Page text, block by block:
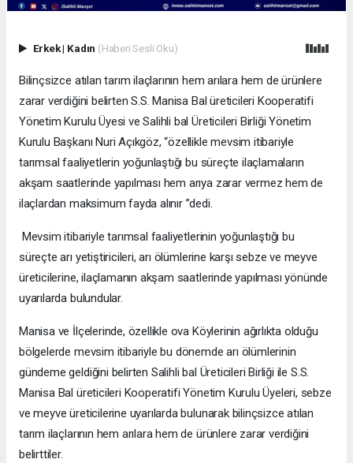
Erkek| Kadın (Haberi Sesli Oku)
Bilinçsizce atılan tarım ilaçlarının hem arılara hem de ürünlere
zarar verdiğini belirten S.S. Manisa Bal üreticileri Kooperatifi
Yönetim Kurulu Üyesi ve Salihli bal Üreticileri Birliği Yönetim
Kurulu Başkanı Nuri Açıkgöz, “özellikle mevsim itibariyle
tarımsal faaliyetlerin yoğunlaştığı bu süreçte ilaçlamaların
akşam saatlerinde yapılması hem arıya zarar vermez hem de
ilaçlardan maksimum fayda alınır ”dedi.
Mevsim itibariyle tarımsal faaliyetlerinin yoğunlaştığı bu
süreçte arı yetiştiricileri, arı ölümlerine karşı sebze ve meyve
üreticilerine, ilaçlamanın akşam saatlerinde yapılması yönünde
uyarılarda bulundular.
Manisa ve İlçelerinde, özellikle ova Köylerinin ağırlıkta olduğu
bölgelerde mevsim itibariyle bu dönemde arı ölümlerinin
gündeme geldiğini belirten Salihli bal Üreticileri Birliği ile S.S.
Manisa Bal üreticileri Kooperatifi Yönetim Kurulu Üyeleri, sebze
ve meyve üreticilerine uyarılarda bulunarak bilinçsizce atılan
tarım ilaçlarının hem arılara hem de ürünlere zarar verdiğini
belirttiler.